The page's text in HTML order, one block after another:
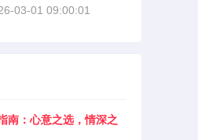
03-01 09:00:01
南：心意之选，情深之